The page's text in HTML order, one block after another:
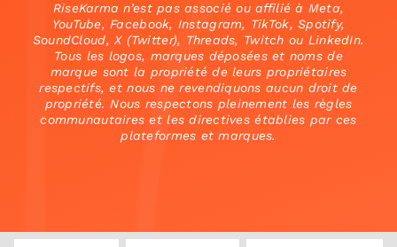
RiseKarma n’est pas associé ou affilié à Meta,
YouTube, Facebook, Instagram, TikTok, Spotify,
SoundCloud, X (Twitter), Threads, Twitch ou LinkedIn.
Tous les logos, marques déposées et noms de
marque sont la propriété de leurs propriétaires
respectifs, et nous ne revendiquons aucun droit de
propriété. Nous respectons pleinement les règles
communautaires et les directives établies par ces
plateformes et marques.